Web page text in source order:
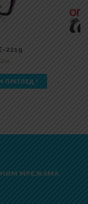
2219
Din.
ПРЕГЛЕД !
МРЕЖАМА